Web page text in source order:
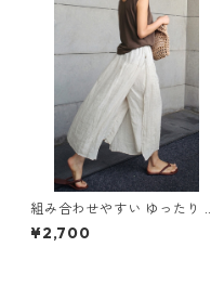
組み合わせやすい ゆったり キ
ュロットスカート パンツ m-7
63
¥2,700